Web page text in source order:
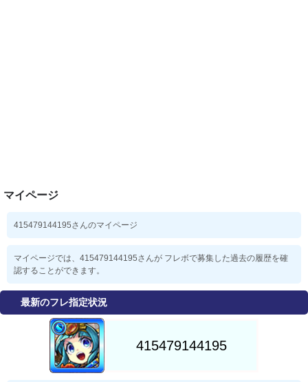
マイページ
415479144195さんのマイページ
マイページでは、415479144195さんが フレボで募集した過去の履歴を確
認することができます。
最新のフレ指定状況